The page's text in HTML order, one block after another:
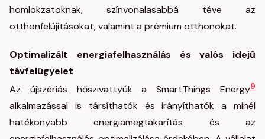
homlokzatoknak, színvonalasabbá téve az
otthonfelújításokat, valamint a prémium otthonokat.
Optimalizált energiafelhasználás és valós idejű
távfelügyelet
Az újszériás hőszivattyúk a SmartThings Energy9
alkalmazással is társíthatók és irányíthatók a minél
hatékonyabb energiamegtakarítás és az